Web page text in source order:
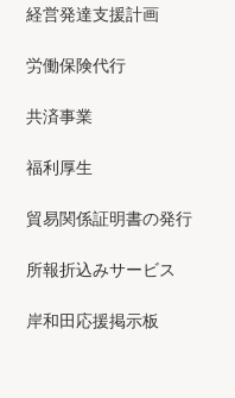
経営発達支援計画
労働保険代行
共済事業
福利厚生
貿易関係証明書の発行
所報折込みサービス
岸和田応援掲示板